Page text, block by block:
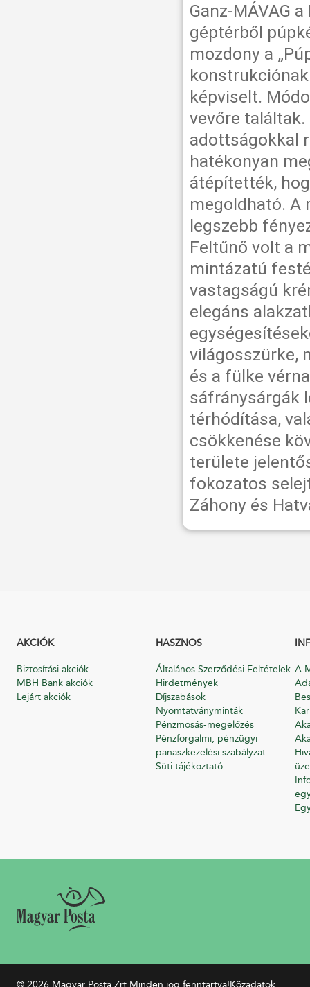
Ganz-MÁVAG
géptérből
mozdony a
képviselt.
vevőre
adottságokkal
hatékonyan
átépítették,
megoldható. A
legszebb
Feltűnő volt a
mintázatú
vastagságú
elegáns
világosszürke,
és a fülke
sáfránysárgák
térhódítása,
csökkenése
területe
fokozatos
Záhony és
AKCIÓK
Biztosítási akciók
MBH Bank akciók
Lejárt akciók
HASZNOS
Általános Szerződési Feltételek
Hirdetmények
Díjszabások
Nyomtatványminták
Pénzmosás-megelőzés
Pénzforgalmi, pénzügyi
panaszkezelési szabályzat
Süti tájékoztató
A
© 2026 Magyar Posta Zrt. Minden jog fenntartva!Közadatok